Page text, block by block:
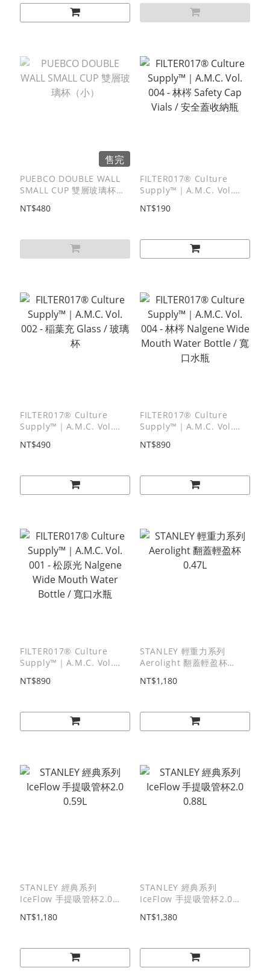
售完
PUEBCO DOUBLE WALL
SMALL CUP 雙層玻璃杯
NT$480
FILTER017® Culture
Supply™｜A.M.C. Vol.
Vials / 安全蓋收納瓶
NT$190
FILTER017® Culture
Supply™｜A.M.C. Vol.
杯
NT$490
FILTER017® Culture
Supply™｜A.M.C. Vol.
Mouth Water Bottle / 寬
NT$890
FILTER017® Culture
Supply™｜A.M.C. Vol.
Wide Mouth Water
NT$890
STANLEY 輕重力系列
Aerolight 翻蓋輕盈杯
NT$1,180
STANLEY 經典系列
IceFlow 手提吸管杯2.0
NT$1,180
STANLEY 經典系列
IceFlow 手提吸管杯2.0
NT$1,380